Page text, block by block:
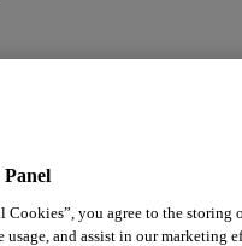
Panel
you agree to the storing
and assist in our marketing